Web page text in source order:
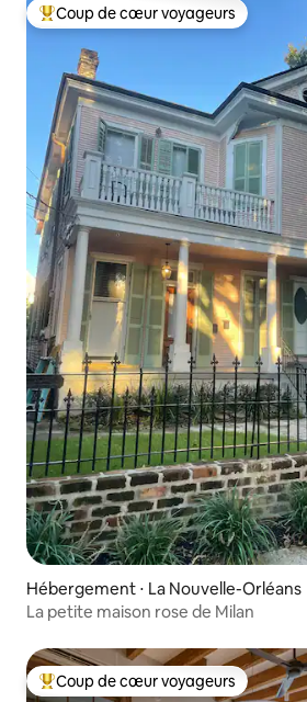
Coups de cœur voyageurs les plus
Coup de cœur voyageurs
Hébergement ⋅ La Nouvelle-Orléans
La petite maison rose de Milan
Coups de cœur voyageurs les plus
Coup de cœur voyageurs